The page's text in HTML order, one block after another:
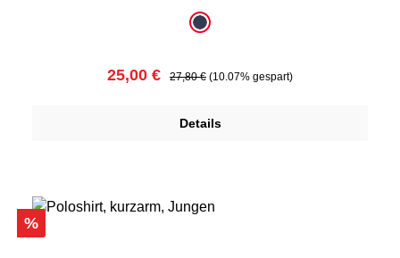
dunkelblau
Verkaufspreis:
25,00 € Regulärer Preis:
27,80 € (10.07% gespart)
Details
Rabatt
%